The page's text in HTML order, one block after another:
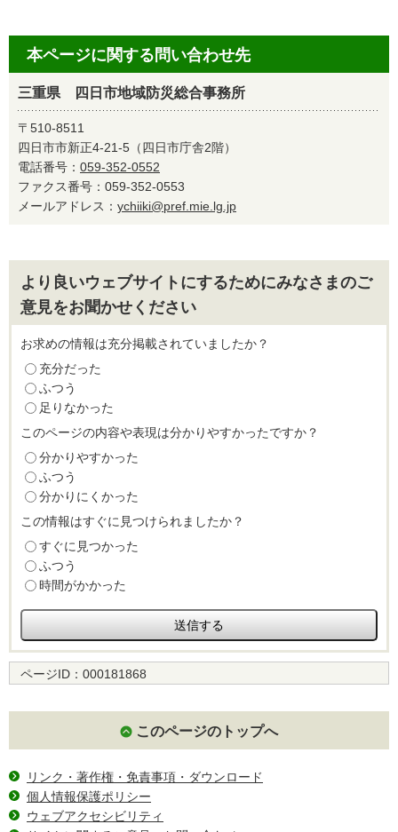
本ページに関する問い合わせ先
三重県 四日市地域防災総合事務所
〒510-8511
四日市市新正4-21-5（四日市庁舎2階）
電話番号： 059-352-0552
ファクス番号：059-352-0553
メールアドレス： ychiiki@pref.mie.lg.jp
より良いウェブサイトにするためにみなさまのご
意見をお聞かせください
お求めの情報は充分掲載されていましたか？
充分だった
ふつう
足りなかった
このページの内容や表現は分かりやすかったですか？
分かりやすかった
ふつう
分かりにくかった
この情報はすぐに見つけられましたか？
すぐに見つかった
ふつう
時間がかかった
ページID： 000181868
このページのトップへ
リンク・著作権・免責事項・ダウンロード
個人情報保護ポリシー
ウェブアクセシビリティ